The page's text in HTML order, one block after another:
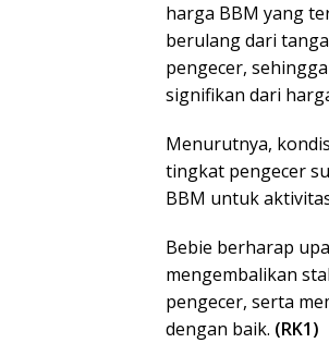
harga BBM yang
berulang dari
pengecer,
signifikan dari
Menurutnya,
tingkat pengecer
BBM untuk
Bebie berharap
mengembalikan
pengecer, serta
dengan baik. (RK1)